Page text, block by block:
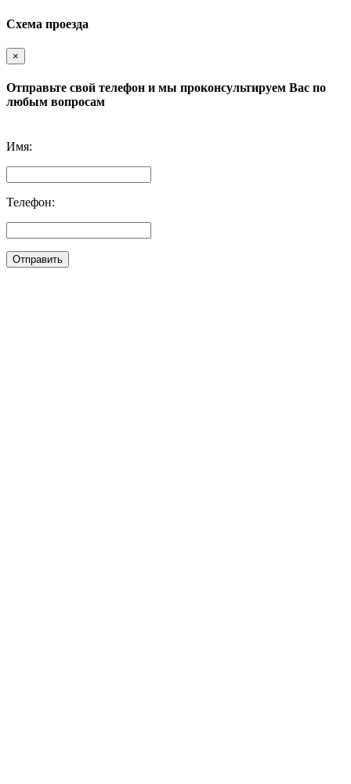
Схема проезда
×
Отправьте свой телефон и мы проконсультируем Вас по
любым вопросам
Имя:
Телефон:
Отправить